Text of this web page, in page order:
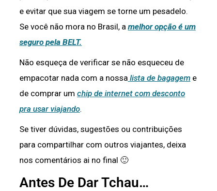
e evitar que sua viagem se torne um pesadelo.
Se você não mora no Brasil, a melhor opção é um
seguro pela BELT.
Não esqueça de verificar se não esqueceu de
empacotar nada com a nossa lista de bagagem e
de comprar um chip de internet com desconto
pra usar viajando.
Se tiver dúvidas, sugestões ou contribuições
para compartilhar com outros viajantes, deixa
nos comentários ai no final 🙂
Antes De Dar Tchau…